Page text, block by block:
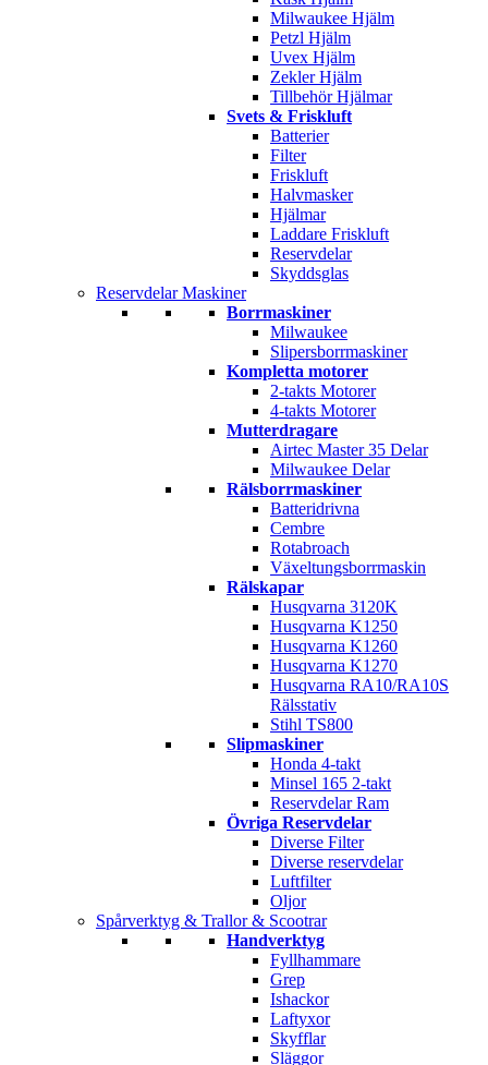
Milwaukee Hjälm
Petzl Hjälm
Uvex Hjälm
Zekler Hjälm
Tillbehör Hjälmar
Svets & Friskluft
Batterier
Filter
Friskluft
Halvmasker
Hjälmar
Laddare Friskluft
Reservdelar
Skyddsglas
Reservdelar Maskiner
Borrmaskiner
Milwaukee
Slipersborrmaskiner
Kompletta motorer
2-takts Motorer
4-takts Motorer
Mutterdragare
Airtec Master 35 Delar
Milwaukee Delar
Rälsborrmaskiner
Batteridrivna
Cembre
Rotabroach
Växeltungsborrmaskin
Rälskapar
Husqvarna 3120K
Husqvarna K1250
Husqvarna K1260
Husqvarna K1270
Husqvarna RA10/RA10S
Rälsstativ
Stihl TS800
Slipmaskiner
Honda 4-takt
Minsel 165 2-takt
Reservdelar Ram
Övriga Reservdelar
Diverse Filter
Diverse reservdelar
Luftfilter
Oljor
Spårverktyg & Trallor & Scootrar
Handverktyg
Fyllhammare
Grep
Ishackor
Laftyxor
Skyfflar
Släggor